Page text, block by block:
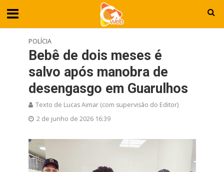
POLÍCIA
Bebê de dois meses é
salvo após manobra de
desengasgo em Guarulhos
Texto de Lucas Aimar (com supervisão do Editor)
2 de junho de 2026 16:39